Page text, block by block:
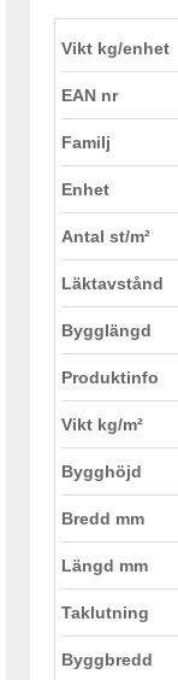
Vikt kg/enhet
EAN nr
Familj
Enhet
Antal st/m²
Läktavstånd
Bygglängd
Produktinfo
Vikt kg/m²
Bygghöjd
Bredd mm
Längd mm
Taklutning
Byggbredd